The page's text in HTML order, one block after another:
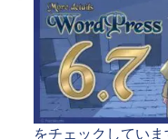
をチェックしていま